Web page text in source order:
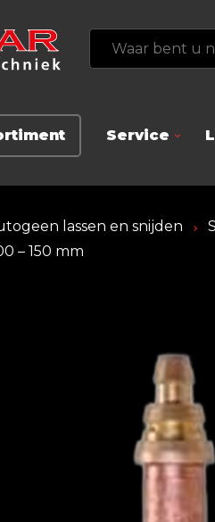
Service
lassen en snijden
– 150 mm